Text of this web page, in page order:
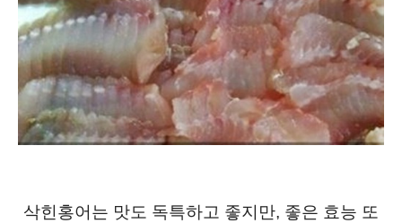
삭힌홍어는 맛도 독특하고 좋지만, 좋은 효능 또